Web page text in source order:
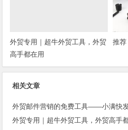
外贸专用｜超牛外贸工具，外贸
高手都在用
推荐
相关文章
外贸专用｜超牛外贸工具，外贸高手